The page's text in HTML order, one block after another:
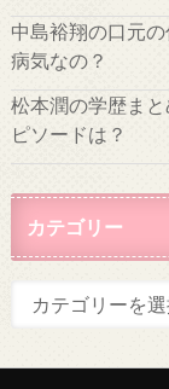
中島裕翔の口元
病気なの？
松本潤の学歴ま
ピソードは？
カテゴリー